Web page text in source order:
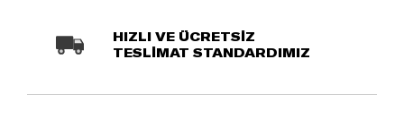
HIZLI VE ÜCRETSİZ
TESLİMAT STANDARDIMIZ